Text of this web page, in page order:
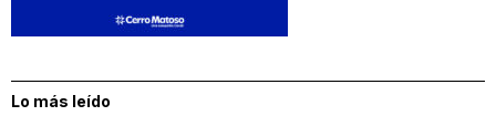
Lo más leído